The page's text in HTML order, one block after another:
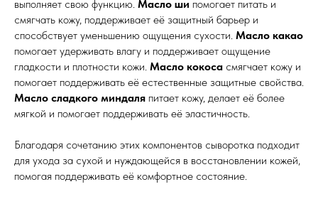
выполняет свою функцию. Масло ши помогает питать и
смягчать кожу, поддерживает её защитный барьер и
способствует уменьшению ощущения сухости. Масло какао
помогает удерживать влагу и поддерживает ощущение
гладкости и плотности кожи. Масло кокоса смягчает кожу и
помогает поддерживать её естественные защитные свойства.
Масло сладкого миндаля питает кожу, делает её более
мягкой и помогает поддерживать её эластичность.
Благодаря сочетанию этих компонентов сыворотка подходит
для ухода за сухой и нуждающейся в восстановлении кожей,
помогая поддерживать её комфортное состояние.